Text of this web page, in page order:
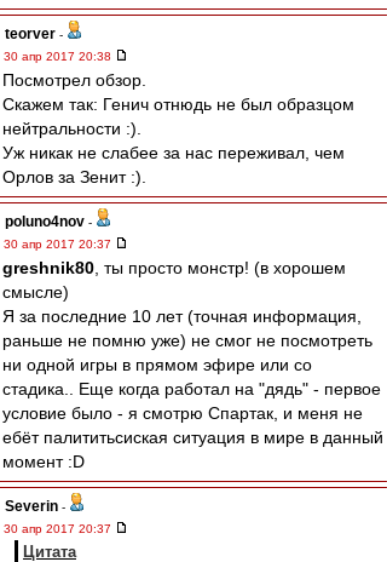
teorver -
30 апр 2017 20:38
Посмотрел обзор.
Скажем так: Генич отнюдь не был образцом
нейтральности :).
Уж никак не слабее за нас переживал, чем
Орлов за Зенит :).
poluno4nov -
30 апр 2017 20:37
greshnik80 , ты просто монстр! (в хорошем
смысле)
Я за последние 10 лет (точная информация,
раньше не помню уже) не смог не посмотреть
ни одной игры в прямом эфире или со
стадика.. Еще когда работал на "дядь" - первое
условие было - я смотрю Спартак, и меня не
ебёт палититьсиская ситуация в мире в данный
момент :D
Severin -
30 апр 2017 20:37
Цитата